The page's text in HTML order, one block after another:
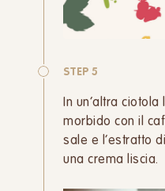
STEP 5
In un’altra
morbido con il
sale e l’estratto
una crema liscia.